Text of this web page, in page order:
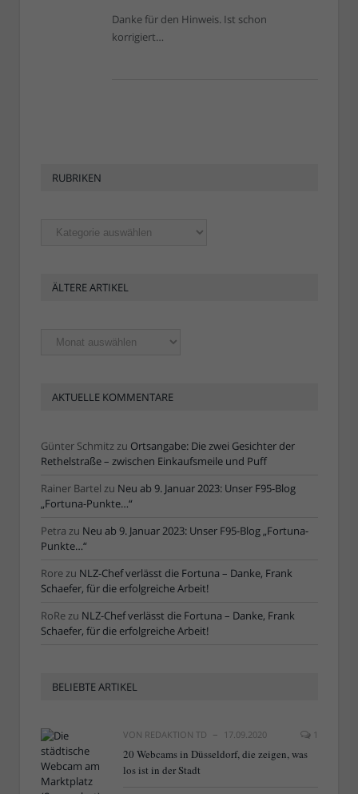
Danke für den Hinweis. Ist schon
korrigiert…
RUBRIKEN
Rubriken
ÄLTERE ARTIKEL
Ältere
Artikel
AKTUELLE KOMMENTARE
Günter Schmitzzu Ortsangabe: Die zwei Gesichter der
Rethelstraße – zwischen Einkaufsmeile und Puff
Rainer Bartel zu Neu ab 9. Januar 2023: Unser F95-Blog
„Fortuna-Punkte…“
Petra zu Neu ab 9. Januar 2023: Unser F95-Blog „Fortuna-
Punkte…“
Rorezu NLZ-Chef verlässt die Fortuna – Danke, Frank
Schaefer, für die erfolgreiche Arbeit!
RoRezu NLZ-Chef verlässt die Fortuna – Danke, Frank
Schaefer, für die erfolgreiche Arbeit!
BELIEBTE ARTIKEL
VON REDAKTION TD 17.09.2020 1
20 Webcams in Düsseldorf, die zeigen, was
los ist in der Stadt